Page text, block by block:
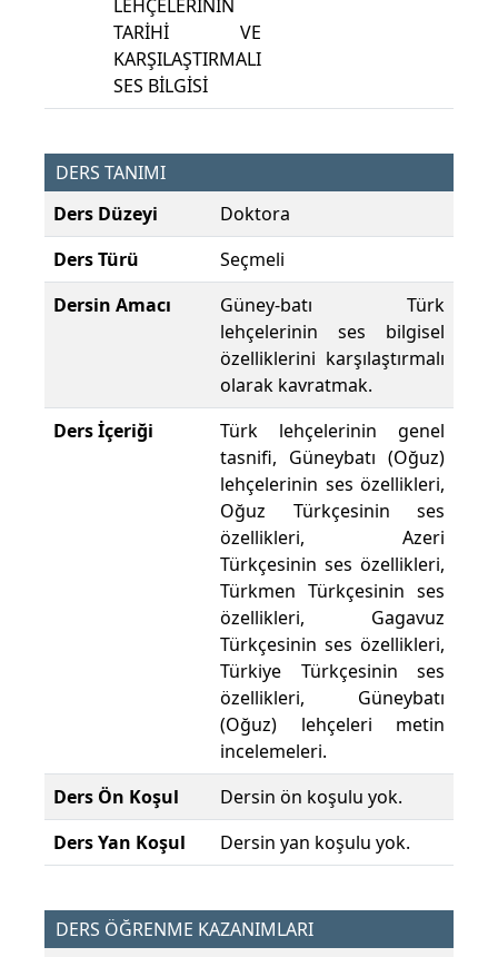
LEHÇELERİNİN
TARİHİ VE
KARŞILAŞTIRMALI
SES BİLGİSİ
DERS TANIMI
Ders Düzeyi
Doktora
Ders Türü
Seçmeli
Dersin Amacı
Güney-batı Türk
lehçelerinin ses bilgisel
özelliklerini karşılaştırmalı
olarak kavratmak.
Ders İçeriği
Türk lehçelerinin genel
tasnifi, Güneybatı (Oğuz)
lehçelerinin ses özellikleri,
Oğuz Türkçesinin ses
özellikleri, Azeri
Türkçesinin ses özellikleri,
Türkmen Türkçesinin ses
özellikleri, Gagavuz
Türkçesinin ses özellikleri,
Türkiye Türkçesinin ses
özellikleri, Güneybatı
(Oğuz) lehçeleri metin
incelemeleri.
Ders Ön Koşul
Dersin ön koşulu yok.
Ders Yan Koşul
Dersin yan koşulu yok.
DERS ÖĞRENME KAZANIMLARI